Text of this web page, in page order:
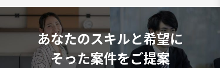
あなたのスキルと希望に
そった案件をご提案